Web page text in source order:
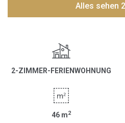
Alles sehen
2-ZIMMER-FERIENWOHNUNG
46 m2